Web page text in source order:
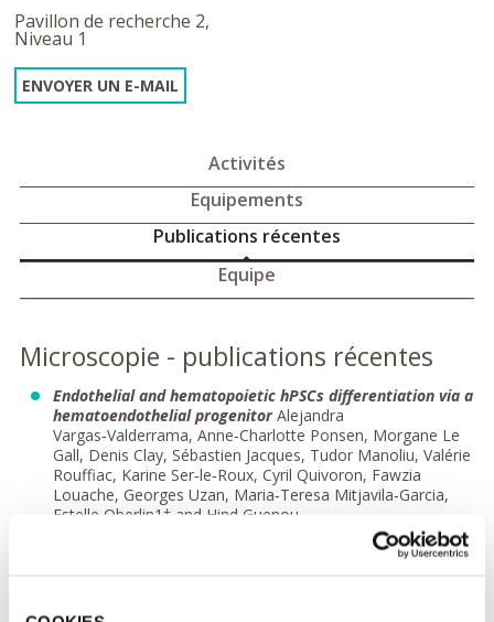
Pavillon de recherche 2,
Niveau 1
ENVOYER UN E-MAIL
Activités
Equipements
Publications récentes
Equipe
Microscopie - publications récentes
Endothelial and hematopoietic hPSCs differentiation via a
hematoendothelial progenitorAlejandra
Vargas‑Valderrama, Anne‑Charlotte Ponsen, Morgane Le
Gall, Denis Clay, Sébastien Jacques, Tudor Manoliu, Valérie
Rouffiac, Karine Ser‑le‑Roux, Cyril Quivoron, Fawzia
Louache, Georges Uzan, Maria‑Teresa Mitjavila‑Garcia,
Estelle Oberlin1† and Hind Guenou
Cancer induces a stress ileopathy depending on B-
adrenergic receptors and promoting dysbiosis that